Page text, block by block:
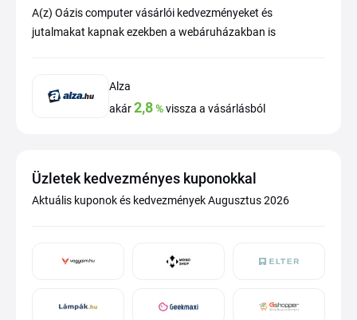
A(z) Oázis computer vásárlói kedvezményeket és
jutalmakat kapnak ezekben a webáruházakban is
Alza
akár2,8%vissza a vásárlásból
Üzletek kedvezményes kuponokkal
Aktuális kuponok és kedvezmények Augusztus 2026